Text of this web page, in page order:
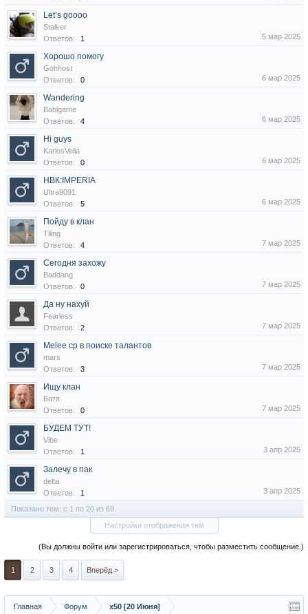
Let’s goooo
Stalker
Ответов:
1 5 мар 2025
Хорошо помогу
Gohhost
Ответов:
0 6 мар 2025
Wandering
Bablgame
Ответов:
4 6 мар 2025
Hi guys
KarlosVella
Ответов:
0 6 мар 2025
НВК:IMPERIA
Ultra9091
Ответов:
5 6 мар 2025
Пойду в клан
Tiling
Ответов:
4 7 мар 2025
Сегодня захожу
Baddang
Ответов:
0 7 мар 2025
Да ну нахуй
Fearless
Ответов:
2 7 мар 2025
Melee cp в поиске талантов
mars
Ответов:
3 7 мар 2025
Ищу клан
Батя
Ответов:
0 7 мар 2025
БУДЕМ ТУТ!
Vibe
Ответов:
1 3 апр 2025
Залечу в пак
delta
Ответов:
1 3 апр 2025
Показано тем: с 1 по 20 из 69.
Настройки отображения тем
(Вы должны войти или зарегистрироваться, чтобы разместить сообщение.)
1 2 3 4 Вперёд >
Главная Форум x50 [20 Июня]